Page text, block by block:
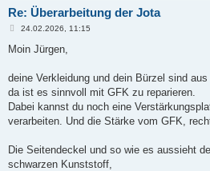
Re: Überarbeitung der Jota
B
i
a
24.02.2026, 11:15
Moin Jürgen,
deine Verkleidung und dein Bürzel sind aus
da ist es sinnvoll mit GFK zu reparieren.
Dabei kannst du noch eine
verarbeiten. Und die Stärke vom GFK,
Die Seitendeckel und so wie es aussieht
schwarzen Kunststoff,